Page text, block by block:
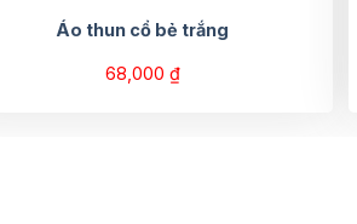
Áo thun cổ bẻ trắng
68,000 ₫